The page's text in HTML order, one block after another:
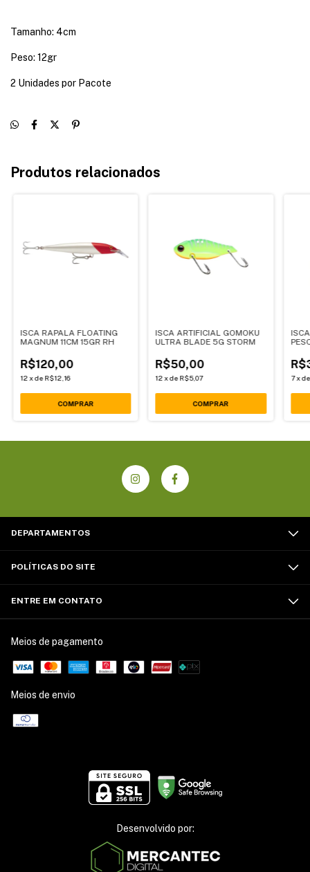
Tamanho: 4cm
Peso: 12gr
2 Unidades por Pacote
Produtos relacionados
ISCA RAPALA FLOATING
MAGNUM 11CM 15GR RH
R$120,00
12xdeR$12,16
ISCA ARTIFICIAL GOMOKU
ULTRA BLADE 5G STORM
R$50,00
12 xdeR$5,07
COMPRAR
7x
DEPARTAMENTOS
POLÍTICAS DO SITE
ENTRE EM CONTATO
Meios de pagamento
Meios de envio
Desenvolvido por: